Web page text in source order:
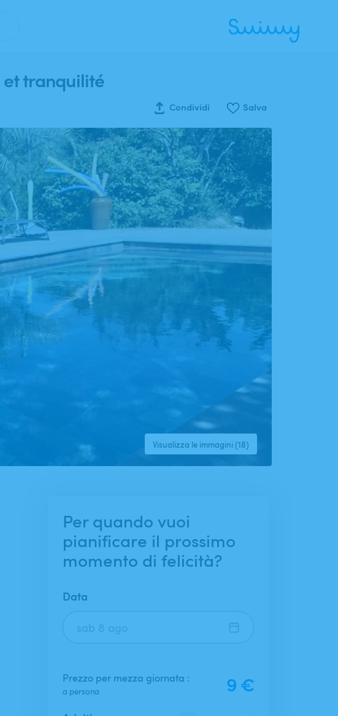
ettranquilité
Condividi Salva
Visualizza le immagini (18)
Per quando vuoi
pianificare il prossimo
momento di felicità?
Data
Prezzo per mezza giornata :
a persona 9 €